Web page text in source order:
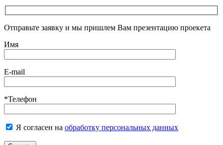
Отправьте заявку и мы пришлем Вам презентацию проекета
Имя
E-mail
*Телефон
Я согласен на обработку персональных данных